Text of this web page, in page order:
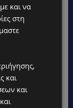
και να
στη
και
και